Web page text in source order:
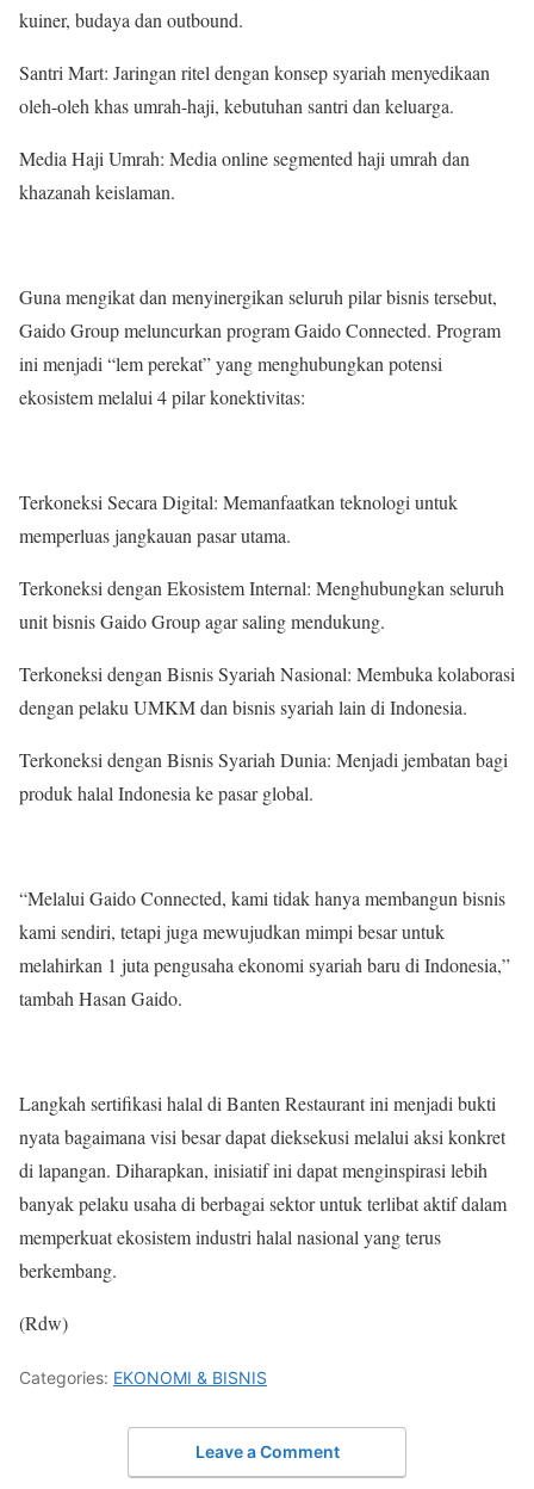
kuiner, budaya dan outbound.
Santri Mart: Jaringan ritel dengan konsep syariah menyedikaan
oleh-oleh khas umrah-haji, kebutuhan santri dan keluarga.
Media Haji Umrah: Media online segmented haji umrah dan
khazanah keislaman.
Guna mengikat dan menyinergikan seluruh pilar bisnis tersebut,
Gaido Group meluncurkan program Gaido Connected. Program
ini menjadi “lem perekat” yang menghubungkan potensi
ekosistem melalui 4 pilar konektivitas:
Terkoneksi Secara Digital: Memanfaatkan teknologi untuk
memperluas jangkauan pasar utama.
Terkoneksi dengan Ekosistem Internal: Menghubungkan seluruh
unit bisnis Gaido Group agar saling mendukung.
Terkoneksi dengan Bisnis Syariah Nasional: Membuka kolaborasi
dengan pelaku UMKM dan bisnis syariah lain di Indonesia.
Terkoneksi dengan Bisnis Syariah Dunia: Menjadi jembatan bagi
produk halal Indonesia ke pasar global.
“Melalui Gaido Connected, kami tidak hanya membangun bisnis
kami sendiri, tetapi juga mewujudkan mimpi besar untuk
melahirkan 1 juta pengusaha ekonomi syariah baru di Indonesia,”
tambah Hasan Gaido.
Langkah sertifikasi halal di Banten Restaurant ini menjadi bukti
nyata bagaimana visi besar dapat dieksekusi melalui aksi konkret
di lapangan. Diharapkan, inisiatif ini dapat menginspirasi lebih
banyak pelaku usaha di berbagai sektor untuk terlibat aktif dalam
memperkuat ekosistem industri halal nasional yang terus
berkembang.
(Rdw)
Categories: EKONOMI & BISNIS
Leave a Comment